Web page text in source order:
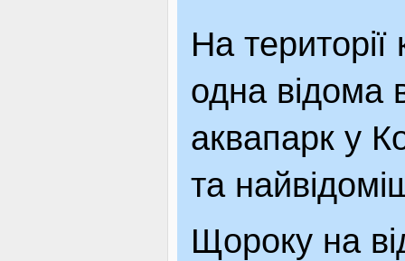
На
одна відома
аквапарк у
та
Щороку на